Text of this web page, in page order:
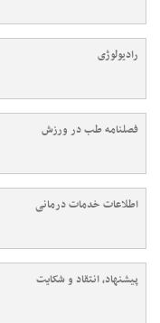
رادیولوژی
فصلنامه طب در ورزش
اطلاعات خدمات درمانی
پیشنهاد، انتقاد و شکایت